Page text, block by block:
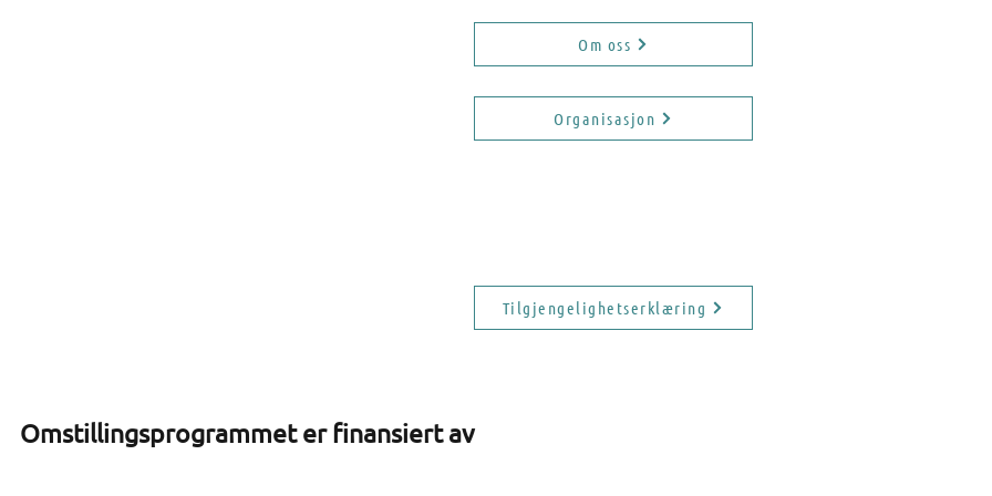
Om oss
Organisasjon
Tilgjengelighetserklæring
Omstillingsprogrammet er finansiert av